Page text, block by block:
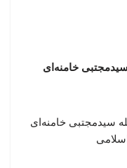
خامنه‌ای